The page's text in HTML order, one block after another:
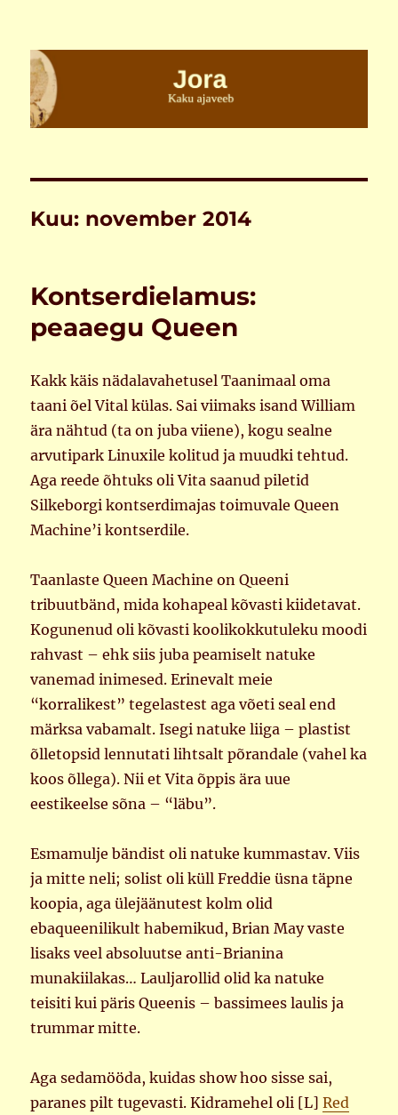
Jora
Kuu: november 2014
Kontserdielamus:
peaaegu Queen
Kakk käis nädalavahetusel Taanimaal oma
taani õel Vital külas. Sai viimaks isand William
ära nähtud (ta on juba viiene), kogu sealne
arvutipark Linuxile kolitud ja muudki tehtud.
Aga reede õhtuks oli Vita saanud piletid
Silkeborgi kontserdimajas toimuvale Queen
Machine’i kontserdile.
Taanlaste Queen Machine on Queeni
tribuutbänd, mida kohapeal kõvasti kiidetavat.
Kogunenud oli kõvasti koolikokkutuleku moodi
rahvast – ehk siis juba peamiselt natuke
vanemad inimesed. Erinevalt meie
“korralikest” tegelastest aga võeti seal end
märksa vabamalt. Isegi natuke liiga – plastist
õlletopsid lennutati lihtsalt põrandale (vahel ka
koos õllega). Nii et Vita õppis ära uue
eestikeelse sõna – “läbu”.
Esmamulje bändist oli natuke kummastav. Viis
ja mitte neli; solist oli küll Freddie üsna täpne
koopia, aga ülejäänutest kolm olid
ebaqueenilikult habemikud, Brian May vaste
lisaks veel absoluutse anti-Brianina
munakiilakas… Lauljarollid olid ka natuke
teisiti kui päris Queenis – bassimees laulis ja
trummar mitte.
Aga sedamööda, kuidas show hoo sisse sai,
paranes pilt tugevasti. Kidramehel oli [L]Red